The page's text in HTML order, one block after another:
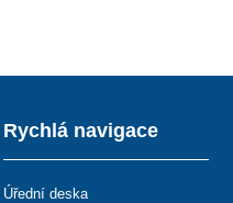
Rychlá navigace
Úřední deska